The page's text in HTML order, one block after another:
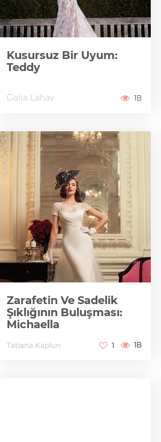
Kusursuz Bir Uyum:
Teddy
Galia Lahav 1B
Zarafetin Ve Sadelik
Şıklığının Buluşması:
Michaella
Tatiana Kaplun 1 1B